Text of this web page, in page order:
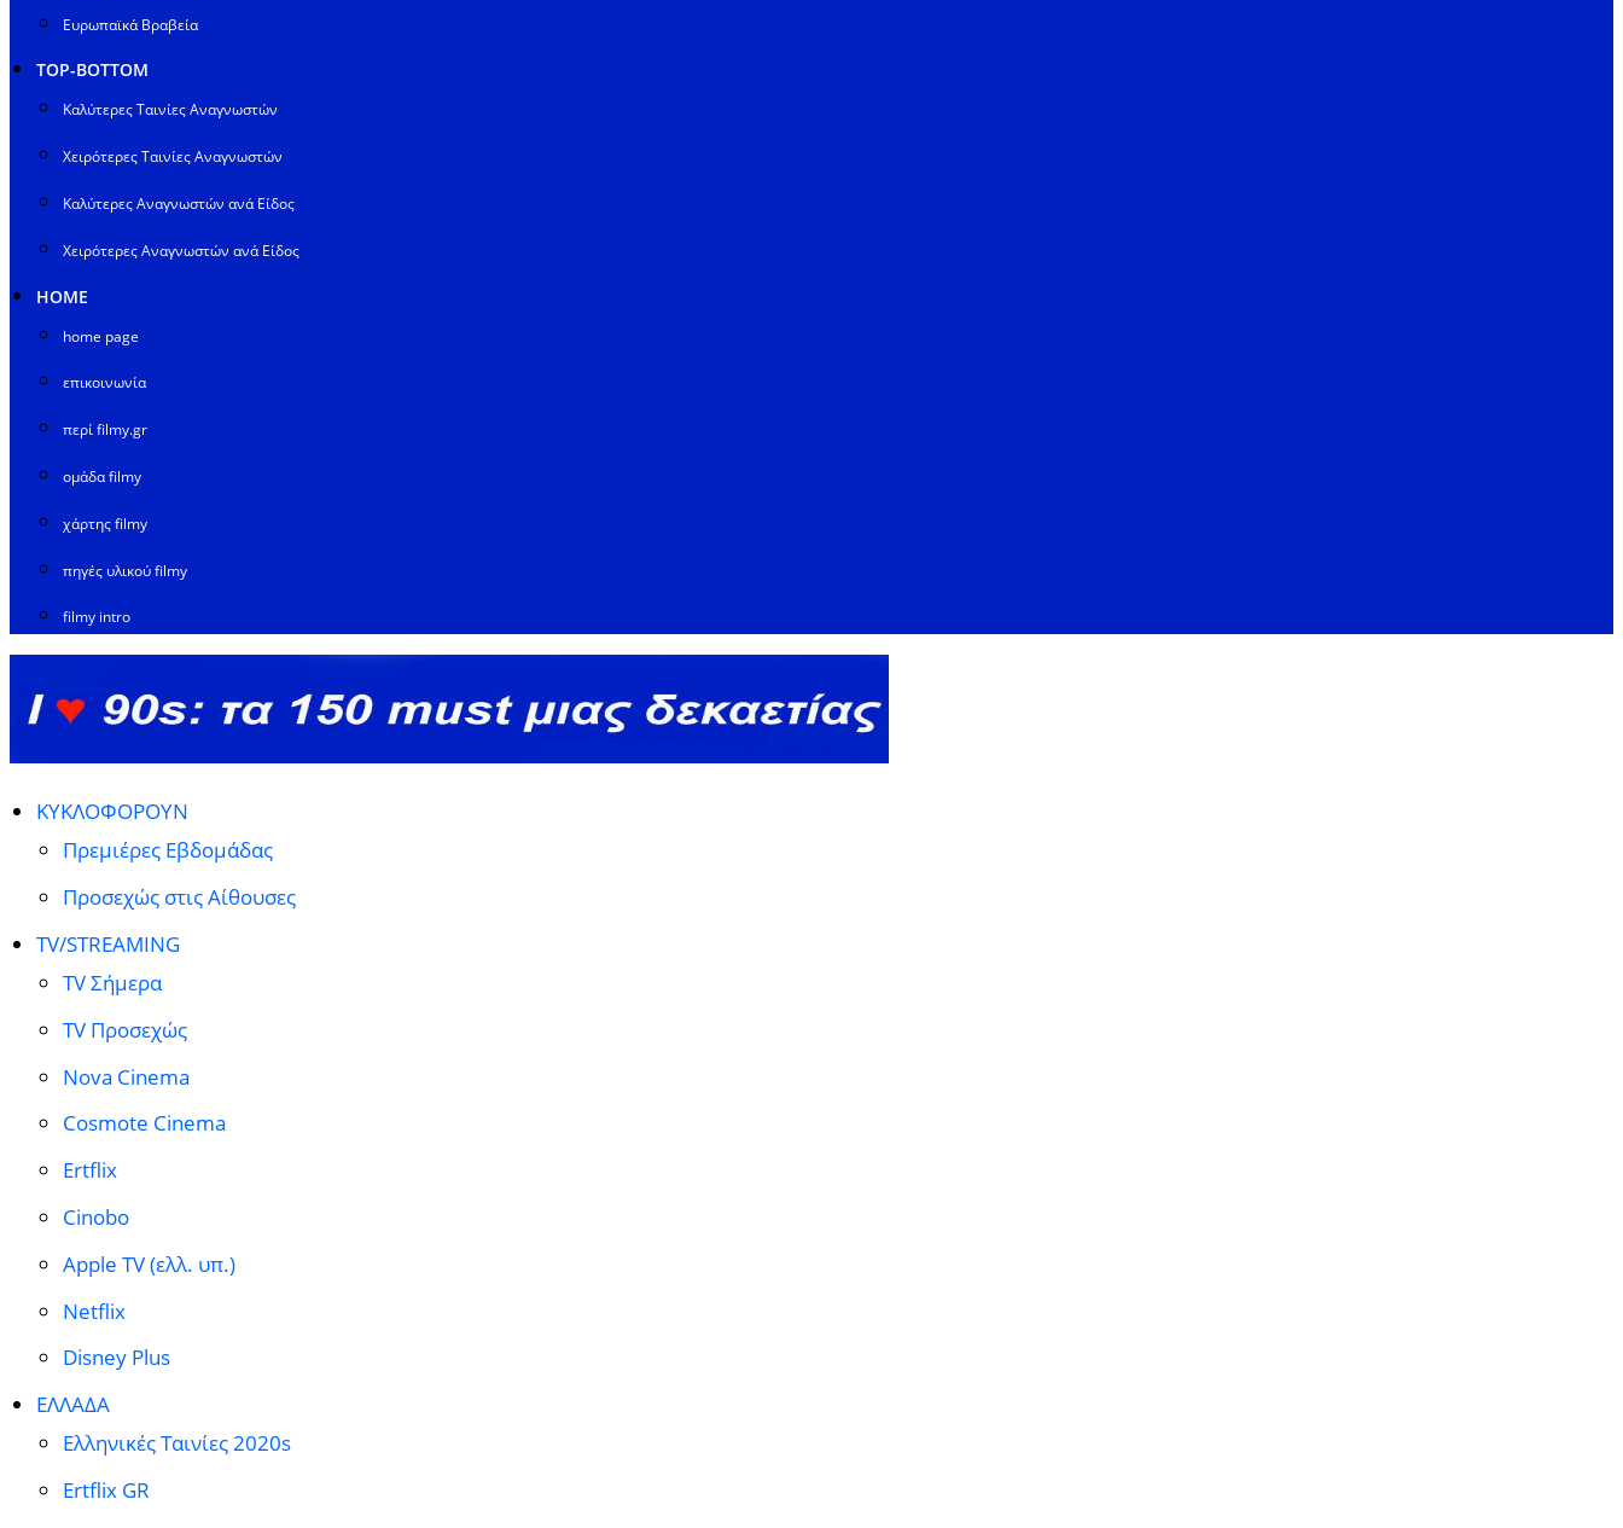
Ευρωπαϊκά Βραβεία
TOP-BOTTOM
Καλύτερες Ταινίες Αναγνωστών
Χειρότερες Ταινίες Αναγνωστών
Καλύτερες Αναγνωστών ανά Είδος
Χειρότερες Αναγνωστών ανά Είδος
HOME
home page
επικοινωνία
περί filmy.gr
ομάδα filmy
χάρτης filmy
πηγές υλικού filmy
filmy intro
ΚΥΚΛΟΦΟΡΟΥΝ
Πρεμιέρες Εβδομάδας
Προσεχώς στις Αίθουσες
TV/STREAMING
TV Σήμερα
TV Προσεχώς
Nova Cinema
Cosmote Cinema
Ertflix
Cinobo
Apple TV (ελλ. υπ.)
Netflix
Disney Plus
ΕΛΛΑΔΑ
Ελληνικές Ταινίες 2020s
Ertflix GR